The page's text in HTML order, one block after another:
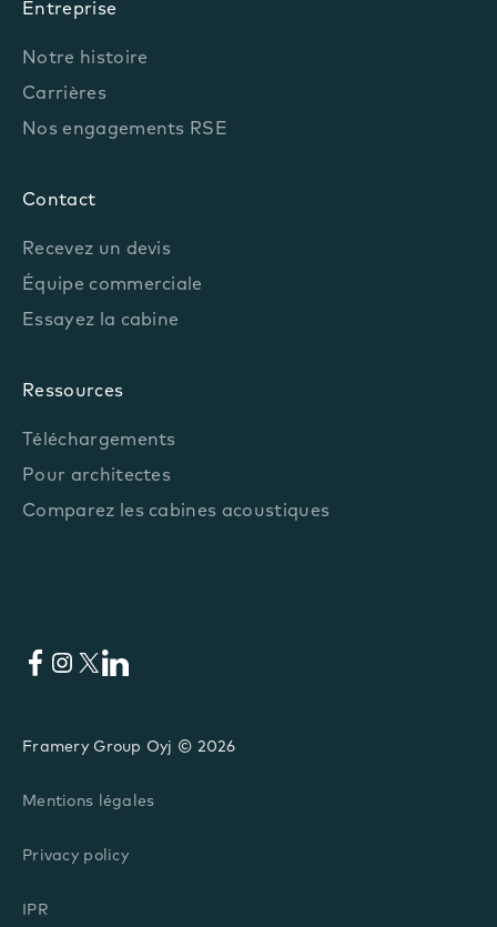
Entreprise
Notre histoire
Carrières
Nos engagements RSE
Contact
Recevez un devis
Équipe commerciale
Essayez la cabine
Ressources
Téléchargements
Pour architectes
Comparez les cabines acoustiques
Facebook
Instagram
X LinkedIn
Framery Group Oyj © 2026
Mentions légales
Privacy policy
IPR